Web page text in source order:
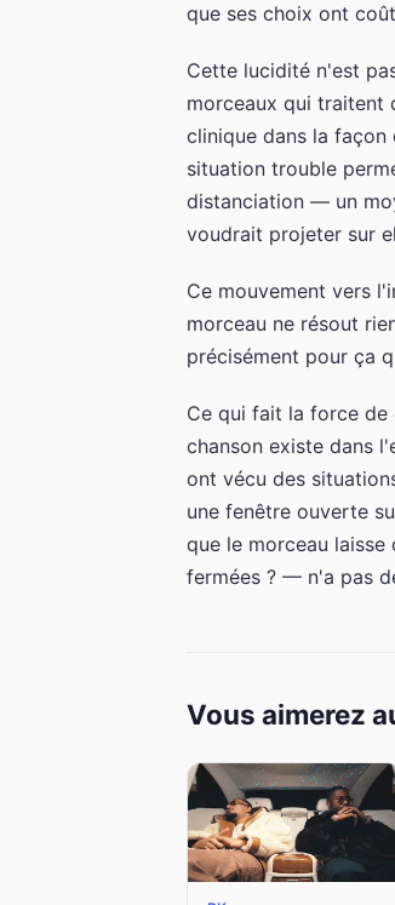
que ses choix ont
Cette lucidité n'est
morceaux qui traitent
clinique dans la
situation trouble
distanciation — un
voudrait projeter sur
Ce mouvement vers
morceau ne résout
précisément pour ça
Ce qui fait la force de
chanson existe dans
ont vécu des
une fenêtre ouverte
que le morceau
fermées ? — n'a pas
Vous aimerez